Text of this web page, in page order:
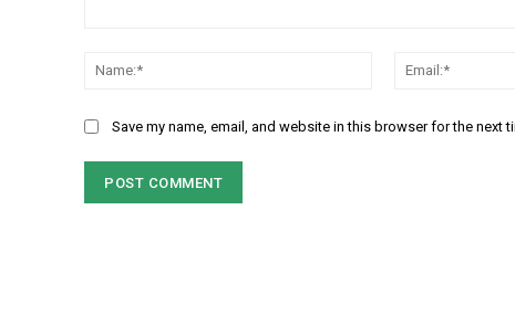
Name:*
Save my name, email, and website in this browser for the next